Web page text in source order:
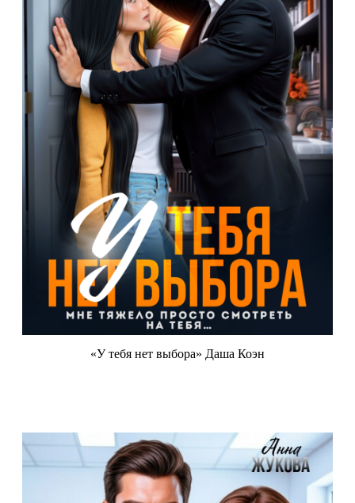
«У тебя нет выбора» Даша Коэн